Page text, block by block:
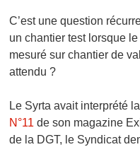
C’est une question
un chantier test lorsque
mesuré sur chantier de
attendu ?
Le Syrta avait interprété
N°11 de son magazine
de la DGT, le Syndicat